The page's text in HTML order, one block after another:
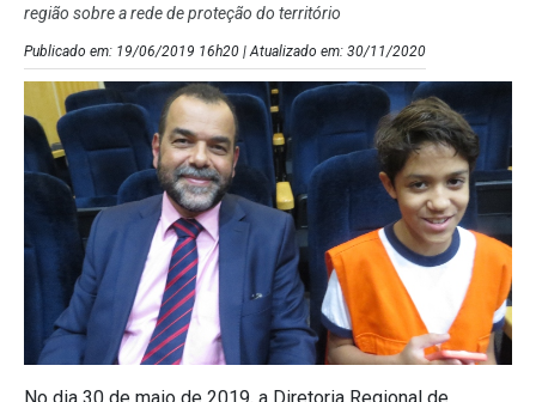
região sobre a rede de proteção do território
Publicado em: 19/06/2019 16h20 | Atualizado em: 30/11/2020